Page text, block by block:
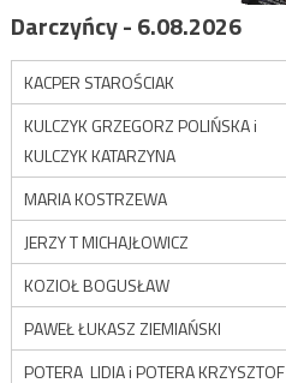
Darczyńcy - 6.08.2026
KACPER STAROŚCIAK
KULCZYK GRZEGORZ POLIŃSKA i
KULCZYK KATARZYNA
MARIA KOSTRZEWA
JERZY T MICHAJŁOWICZ
KOZIOŁ BOGUSŁAW
PAWEŁ ŁUKASZ ZIEMIAŃSKI
POTERA LIDIA i POTERA KRZYSZTOF